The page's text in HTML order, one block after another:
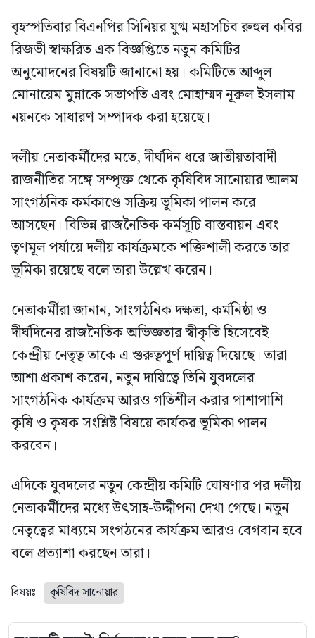
বৃহস্পতিবার বিএনপির সিনিয়র যুগ্ম মহাসচিব রুহুল কবির
রিজভী স্বাক্ষরিত এক বিজ্ঞপ্তিতে নতুন কমিটির
অনুমোদনের বিষয়টি জানানো হয়। কমিটিতে আব্দুল
মোনায়েম মুন্নাকে সভাপতি এবং মোহাম্মদ নূরুল ইসলাম
নয়নকে সাধারণ সম্পাদক করা হয়েছে।
দলীয় নেতাকর্মীদের মতে, দীর্ঘদিন ধরে জাতীয়তাবাদী
রাজনীতির সঙ্গে সম্পৃক্ত থেকে কৃষিবিদ সানোয়ার আলম
সাংগঠনিক কর্মকাণ্ডে সক্রিয় ভূমিকা পালন করে
আসছেন। বিভিন্ন রাজনৈতিক কর্মসূচি বাস্তবায়ন এবং
তৃণমূল পর্যায়ে দলীয় কার্যক্রমকে শক্তিশালী করতে তার
ভূমিকা রয়েছে বলে তারা উল্লেখ করেন।
নেতাকর্মীরা জানান, সাংগঠনিক দক্ষতা, কর্মনিষ্ঠা ও
দীর্ঘদিনের রাজনৈতিক অভিজ্ঞতার স্বীকৃতি হিসেবেই
কেন্দ্রীয় নেতৃত্ব তাকে এ গুরুত্বপূর্ণ দায়িত্ব দিয়েছে। তারা
আশা প্রকাশ করেন, নতুন দায়িত্বে তিনি যুবদলের
সাংগঠনিক কার্যক্রম আরও গতিশীল করার পাশাপাশি
কৃষি ও কৃষক সংশ্লিষ্ট বিষয়ে কার্যকর ভূমিকা পালন
করবেন।
এদিকে যুবদলের নতুন কেন্দ্রীয় কমিটি ঘোষণার পর দলীয়
নেতাকর্মীদের মধ্যে উৎসাহ-উদ্দীপনা দেখা গেছে। নতুন
নেতৃত্বের মাধ্যমে সংগঠনের কার্যক্রম আরও বেগবান হবে
বলে প্রত্যাশা করছেন তারা।
বিষয়ঃ কৃষিবিদ সানোয়ার